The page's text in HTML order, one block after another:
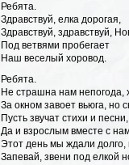
Ребята.
Здравствуй, елка дорогая,
Здравствуй, здравствуй,
Под ветвями пробегает
Наш веселый хоровод.
Ребята.
Не страшна нам непогода,
За окном завоет вьюга, но
Пусть звучат стихи и
Да и взрослым вместе с
Этот день мы ждали долго,
Запевай, звени под елкой